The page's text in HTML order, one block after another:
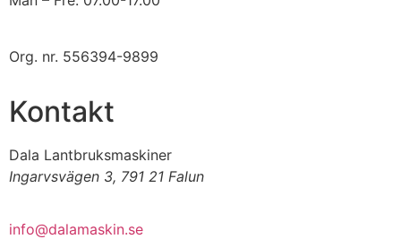
Org. nr. 556394-9899
Kontakt
Dala Lantbruksmaskiner
Ingarvsvägen 3, 791 21 Falun
info@dalamaskin.se